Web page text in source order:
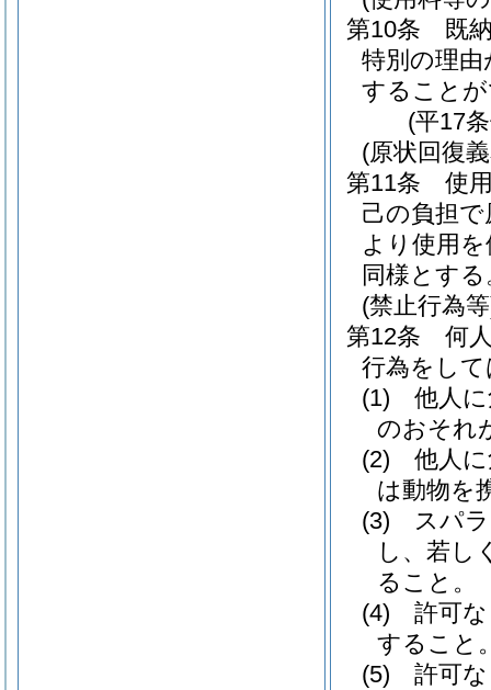
第10条
既
特別の理
すること
(平17
(原状回復
第11条
使
己の負担
より使用
同様とする
(禁止行為
第12条
何
行為をし
(1)
他人
のおそれ
(2)
他人
は動物を
(3)
スパ
し、若し
ること。
(4)
許可
すること
(5)
許可